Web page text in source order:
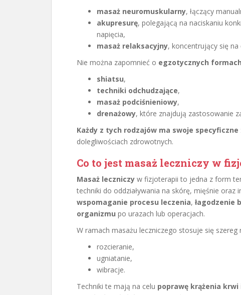
masaż neuromuskularny, łączący
akupresurę, polegającą na naciskaniu
napięcia,
masaż relaksacyjny, koncentrujący się
Nie można zapomnieć o egzotycznych
shiatsu,
techniki odchudzające,
masaż podciśnieniowy,
drenażowy, które znajdują zastosowanie
Każdy z tych rodzajów ma swoje
dolegliwościach zdrowotnych.
Co to jest masaż leczniczy w
Masaż leczniczy w fizjoterapii to jedna z form
techniki do oddziaływania na skórę, mięśnie oraz
wspomaganie procesu leczenia, łagodzenie
organizmu po urazach lub operacjach.
W ramach masażu leczniczego stosuje się
rozcieranie,
ugniatanie,
wibracje.
Techniki te mają na celu poprawę krążenia